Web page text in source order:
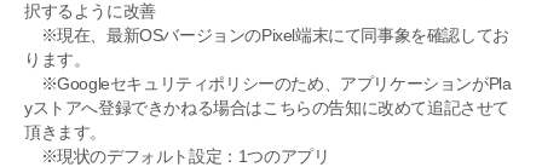
択するように改善
※現在、最新OSバージョンのPixel端末にて同事象を確認してお
ります。
※Googleセキュリティポリシーのため、アプリケーションがPla
yストアへ登録できかねる場合はこちらの告知に改めて追記させて
頂きます。
※現状のデフォルト設定：1つのアプリ